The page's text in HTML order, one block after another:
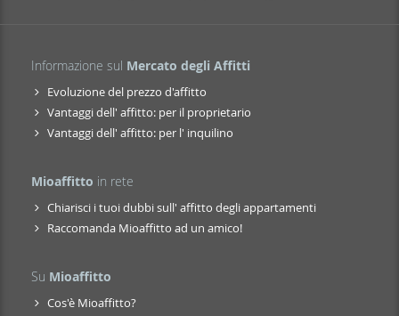
Informazione sul Mercato degli Affitti
Evoluzione del prezzo d'affitto
Vantaggi dell' affitto: per il proprietario
Vantaggi dell' affitto: per l' inquilino
Mioaffitto in rete
Chiarisci i tuoi dubbi sull' affitto degli appartamenti
Raccomanda Mioaffitto ad un amico!
Su Mioaffitto
Cos'è Mioaffitto?